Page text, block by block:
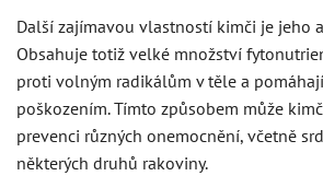
Další zajímavou vlastností kimči je jeho
Obsahuje totiž velké množství
proti volným radikálům v těle a
poškozením. Tímto způsobem může
prevenci různých onemocnění, včetně
některých druhů rakoviny.